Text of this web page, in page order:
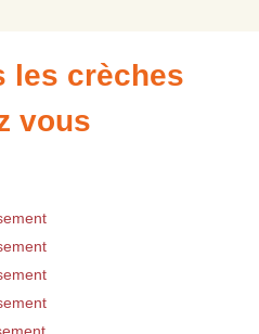
les crèches
vous